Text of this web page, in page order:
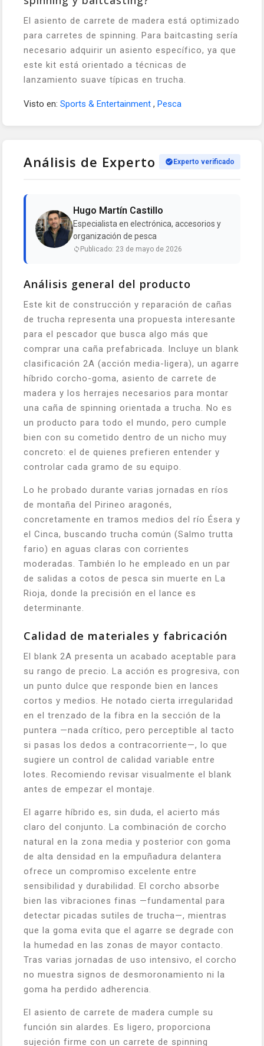
El asiento de carrete de madera está optimizado
para carretes de spinning. Para baitcasting sería
necesario adquirir un asiento específico, ya que
este kit está orientado a técnicas de
lanzamiento suave típicas en trucha.
Visto en: Sports & Entertainment , Pesca
Análisis de Experto Experto verificado
Hugo Martín Castillo
Especialista en electrónica, accesorios y
organización de pesca
Publicado: 23 de mayo de 2026
Análisis general del producto
Este kit de construcción y reparación de cañas
de trucha representa una propuesta interesante
para el pescador que busca algo más que
comprar una caña prefabricada. Incluye un blank
clasificación 2A (acción media-ligera), un agarre
híbrido corcho-goma, asiento de carrete de
madera y los herrajes necesarios para montar
una caña de spinning orientada a trucha. No es
un producto para todo el mundo, pero cumple
bien con su cometido dentro de un nicho muy
concreto: el de quienes prefieren entender y
controlar cada gramo de su equipo.
Lo he probado durante varias jornadas en ríos
de montaña del Pirineo aragonés,
concretamente en tramos medios del río Ésera y
el Cinca, buscando trucha común (Salmo trutta
fario) en aguas claras con corrientes
moderadas. También lo he empleado en un par
de salidas a cotos de pesca sin muerte en La
Rioja, donde la precisión en el lance es
determinante.
Calidad de materiales y fabricación
El blank 2A presenta un acabado aceptable para
su rango de precio. La acción es progresiva, con
un punto dulce que responde bien en lances
cortos y medios. He notado cierta irregularidad
en el trenzado de la fibra en la sección de la
puntera —nada crítico, pero perceptible al tacto
si pasas los dedos a contracorriente—, lo que
sugiere un control de calidad variable entre
lotes. Recomiendo revisar visualmente el blank
antes de empezar el montaje.
El agarre híbrido es, sin duda, el acierto más
claro del conjunto. La combinación de corcho
natural en la zona media y posterior con goma
de alta densidad en la empuñadura delantera
ofrece un compromiso excelente entre
sensibilidad y durabilidad. El corcho absorbe
bien las vibraciones finas —fundamental para
detectar picadas sutiles de trucha—, mientras
que la goma evita que el agarre se degrade con
la humedad en las zonas de mayor contacto.
Tras varias jornadas de uso intensivo, el corcho
no muestra signos de desmoronamiento ni la
goma ha perdido adherencia.
El asiento de carrete de madera cumple su
función sin alardes. Es ligero, proporciona
sujeción firme con un carrete de spinning